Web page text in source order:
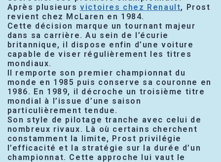
Après plusieursvictoires chez Renault, Prost
revient chez McLaren en 1984.
Cette décision marque un tournant majeur
dans sa carrière. Au sein de l’écurie
britannique, il dispose enfin d’une voiture
capable de viser régulièrement les titres
mondiaux.
Il remporte son premier championnat du
monde en 1985 puis conserve sa couronne en
1986. En 1989, il décroche un troisième titre
mondial à l’issue d’une saison
particulièrement tendue.
Son style de pilotage tranche avec celui de
nombreux rivaux. Là où certains cherchent
constamment la limite, Prost privilégie
l’efficacité et la stratégie sur la durée d’un
championnat. Cette approche lui vaut le